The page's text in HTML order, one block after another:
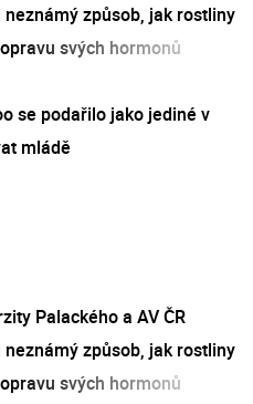
způsob, jak rostliny
svých hormonů
se podařilo jako jediné v
mládě
Palackého a AV ČR
způsob, jak rostliny
svých hormonů